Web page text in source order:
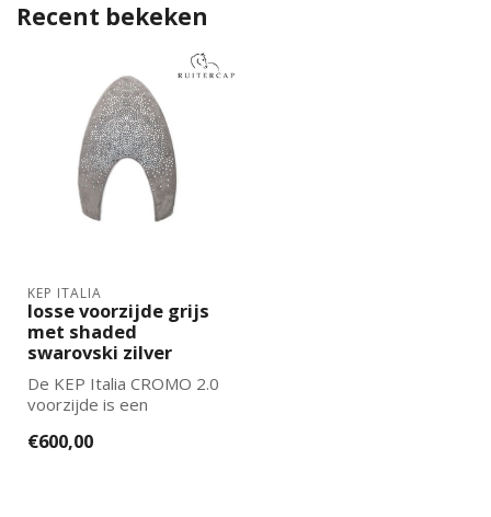
Recent bekeken
KEP ITALIA
losse voorzijde grijs
met shaded
swarovski zilver
De KEP Italia CROMO 2.0
voorzijde is een
voor de nieuwe KEP...
€600,00